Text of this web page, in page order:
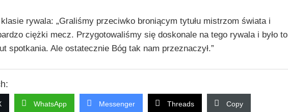
rywala: „Graliśmy przeciwko broniącym tytułu mistrzom świata i
ciężki mecz. Przygotowaliśmy się doskonale na tego rywala i było to
spotkania. Ale ostatecznie Bóg tak nam przeznaczył.”
WhatsApp Messenger Threads Copy